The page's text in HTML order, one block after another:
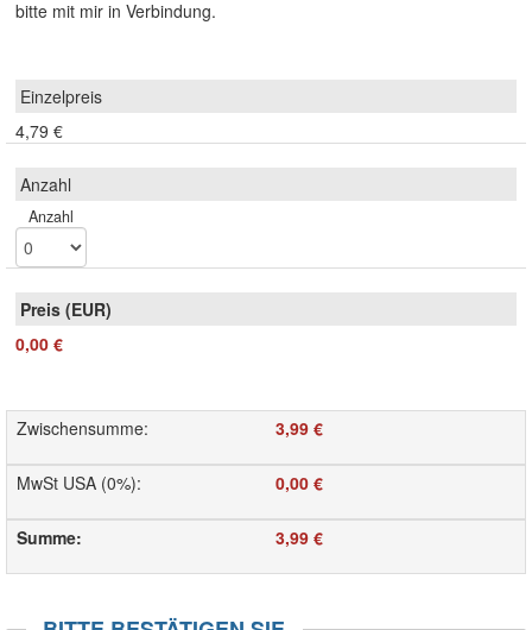
bitte mit mir in Verbindung.
4,79 €
Anzahl
0,00 €
Zwischensumme: 3,99 €
MwSt USA (0%): 0,00 €
Summe: 3,99 €